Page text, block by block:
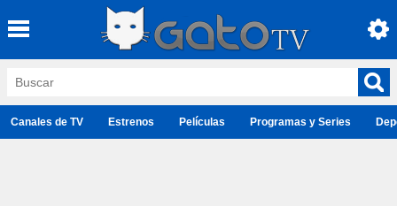
Canales de TV Estrenos Películas Programas y Series